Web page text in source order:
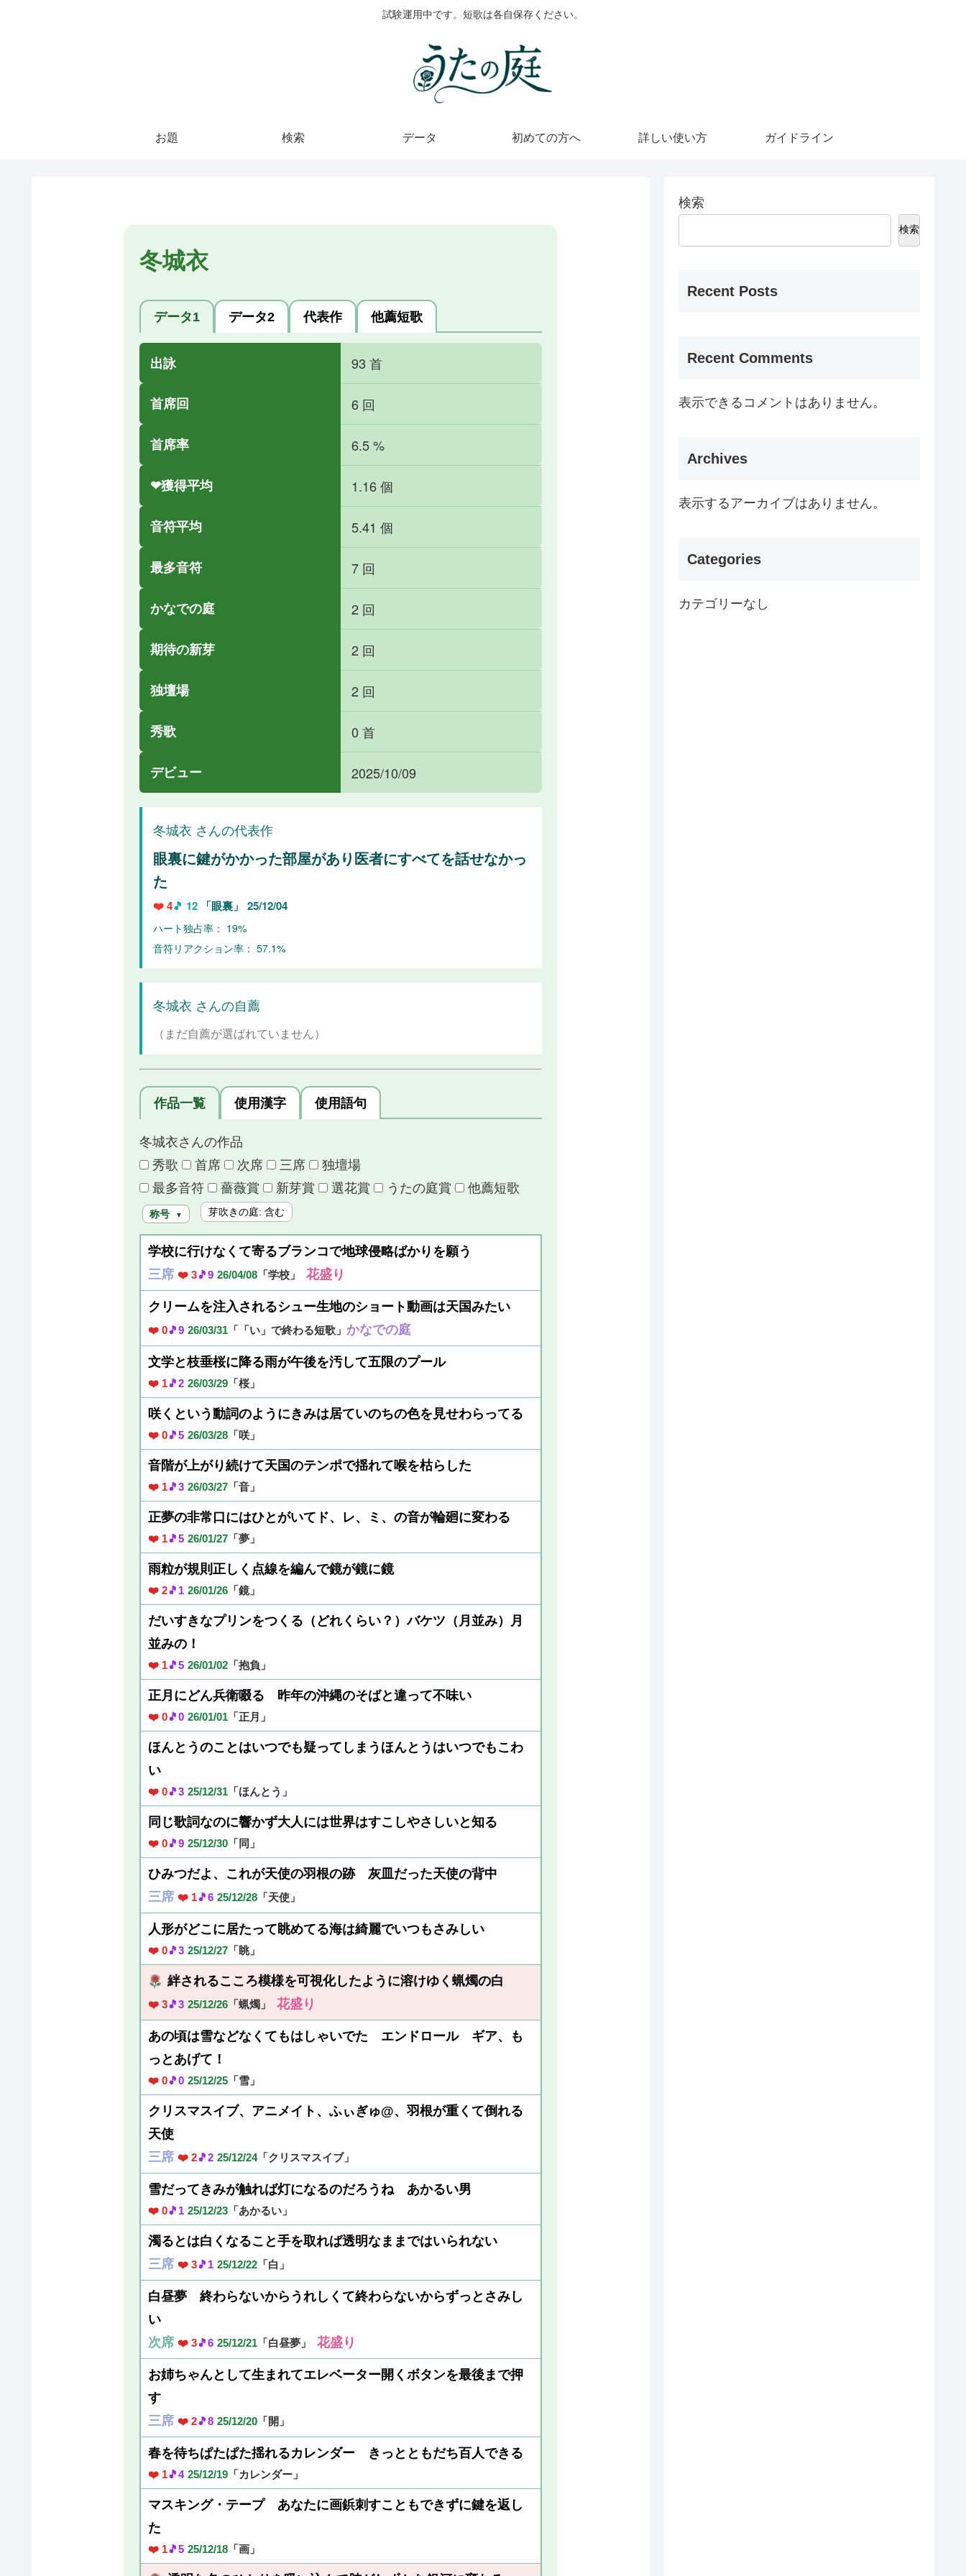
試験運用中です。短歌は各自保存ください。
お題 検索 データ 初めての方へ 詳しい使い方 ガイドライン
冬城衣
データ1 データ2 代表作 他薦短歌
出詠 93 首
首席回 6 回
首席率 6.5 %
❤獲得平均 1.16 個
音符平均 5.41 個
最多音符 7 回
かなでの庭 2 回
期待の新芽 2 回
独壇場 2 回
秀歌 0 首
デビュー 2025/10/09
冬城衣 さんの代表作
眼裏に鍵がかかった部屋があり医者にすべてを話せなかっ
た
❤️ 4🎵 12 「眼裏」 25/12/04
ハート独占率： 19%
音符リアクション率： 57.1%
冬城衣 さんの自薦
（まだ自薦が選ばれていません）
作品一覧 使用漢字 使用語句
冬城衣さんの作品
秀歌
首席 次席 三席
独壇場
最多音符
薔薇賞 新芽賞 選花賞 うたの庭賞 他薦短歌
称号 ▼ 芽吹きの庭: 含む
学校に行けなくて寄るブランコで地球侵略ばかりを願う
三席 ❤️ 3🎵9 26/04/08 「学校」 花盛り
クリームを注入されるシュー生地のショート動画は天国みたい
❤️ 0🎵9 26/03/31 「「い」で終わる短歌」 かなでの庭
文学と枝垂桜に降る雨が午後を汚して五限のプール
❤️ 1🎵2 26/03/29 「桜」
咲くという動詞のようにきみは居ていのちの色を見せわらってる
❤️ 0🎵5 26/03/28 「咲」
音階が上がり続けて天国のテンポで揺れて喉を枯らした
❤️ 1🎵3 26/03/27 「音」
正夢の非常口にはひとがいてド、レ、ミ、の音が輪廻に変わる
❤️ 1🎵5 26/01/27 「夢」
雨粒が規則正しく点線を編んで鏡が鏡に鏡
❤️ 2🎵1 26/01/26 「鏡」
だいすきなプリンをつくる（どれくらい？）バケツ（月並み）月
並みの！
❤️ 1🎵5 26/01/02 「抱負」
正月にどん兵衛啜る 昨年の沖縄のそばと違って不味い
❤️ 0🎵0 26/01/01 「正月」
ほんとうのことはいつでも疑ってしまうほんとうはいつでもこわ
い
❤️ 0🎵3 25/12/31 「ほんとう」
同じ歌詞なのに響かず大人には世界はすこしやさしいと知る
❤️ 0🎵9 25/12/30 「同」
ひみつだよ、これが天使の羽根の跡 灰皿だった天使の背中
三席 ❤️ 1🎵6 25/12/28 「天使」
人形がどこに居たって眺めてる海は綺麗でいつもさみしい
❤️ 0🎵3 25/12/27 「眺」
絆されるこころ模様を可視化したように溶けゆく蝋燭の白
❤️ 3🎵3 25/12/26 「蝋燭」 花盛り
あの頃は雪などなくてもはしゃいでた エンドロール ギア、も
っとあげて！
❤️ 0🎵0 25/12/25 「雪」
クリスマスイブ、アニメイト、ふぃぎゅ@、羽根が重くて倒れる
天使
三席 ❤️ 2🎵2 25/12/24「クリスマスイブ」
雪だってきみが触れば灯になるのだろうね あかるい男
❤️ 0🎵1 25/12/23 「あかるい」
濁るとは白くなること手を取れば透明なままではいられない
三席 ❤️ 3🎵1 25/12/22 「白」
白昼夢 終わらないからうれしくて終わらないからずっとさみし
い
次席 ❤️ 3🎵6 25/12/21 「白昼夢」 花盛り
お姉ちゃんとして生まれてエレベーター開くボタンを最後まで押
す
三席 ❤️ 2🎵8 25/12/20 「開」
春を待ちぱたぱた揺れるカレンダー きっとともだち百人できる
❤️ 1🎵4 25/12/19 「カレンダー」
マスキング・テープ あなたに画鋲刺すこともできずに鍵を返し
た
❤️ 1🎵5 25/12/18 「画」
検索
検索
Recent Posts
Recent Comments
表示できるコメントはありません。
Archives
表示するアーカイブはありません。
Categories
カテゴリーなし